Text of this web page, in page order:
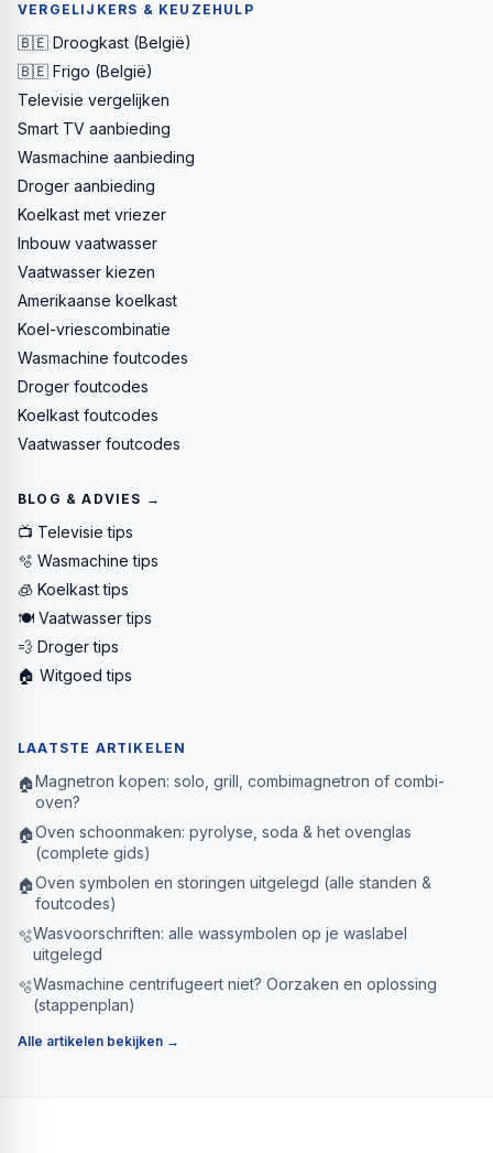
VERGELIJKERS & KEUZEHULP
🇧🇪 Droogkast (België)
🇧🇪 Frigo (België)
Televisie vergelijken
Smart TV aanbieding
Wasmachine aanbieding
Droger aanbieding
Koelkast met vriezer
Inbouw vaatwasser
Vaatwasser kiezen
Amerikaanse koelkast
Koel-vriescombinatie
Wasmachine foutcodes
Droger foutcodes
Koelkast foutcodes
Vaatwasser foutcodes
BLOG & ADVIES →
📺 Televisie tips
🫧 Wasmachine tips
🧊 Koelkast tips
🍽️ Vaatwasser tips
💨 Droger tips
🏠 Witgoed tips
LAATSTE ARTIKELEN
🏠Magnetron kopen: solo, grill, combimagnetron of combi-
oven?
🏠Oven schoonmaken: pyrolyse, soda & het ovenglas
(complete gids)
🏠Oven symbolen en storingen uitgelegd (alle standen &
foutcodes)
🫧Wasvoorschriften: alle wassymbolen op je waslabel
uitgelegd
🫧Wasmachine centrifugeert niet? Oorzaken en oplossing
(stappenplan)
Alle artikelen bekijken →